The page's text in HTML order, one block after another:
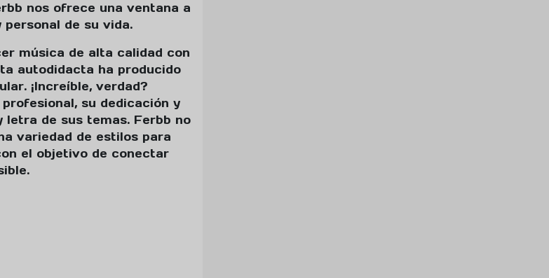
nos ofrece una ventana a
de su vida.
música de alta calidad con
autodidacta ha producido
¡Increíble, verdad?
su dedicación y
de sus temas. Ferbb no
variedad de estilos para
el objetivo de conectar